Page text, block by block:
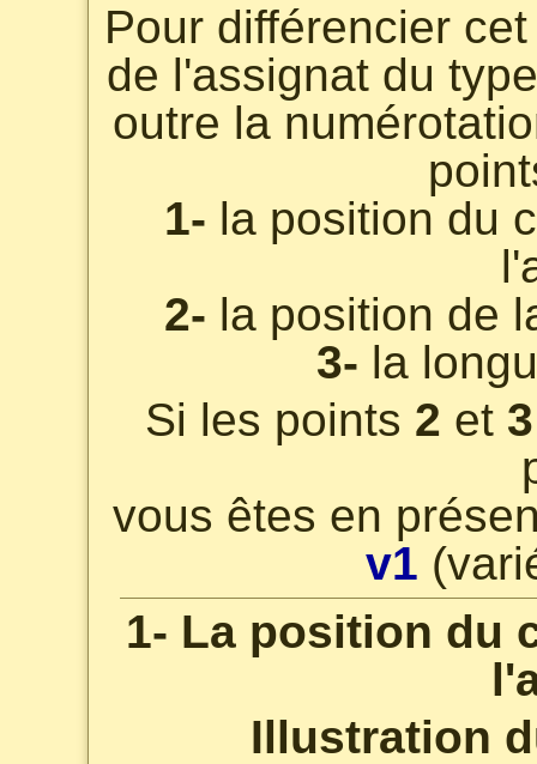
Pour différencier
de l'assignat du
outre la
1- la position du
2- la position de
3- la
Si les points 2 et 3
vous êtes en
v1
1- La position du
Illustration